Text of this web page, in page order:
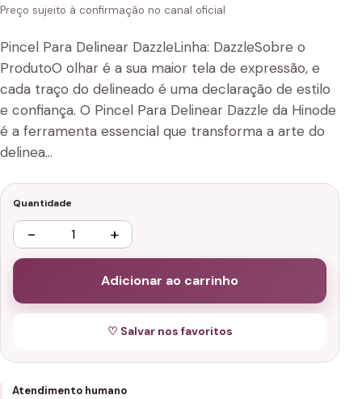
Preço sujeito à confirmação no canal oficial
Pincel Para Delinear DazzleLinha: DazzleSobre o
ProdutoO olhar é a sua maior tela de expressão, e
cada traço do delineado é uma declaração de estilo
e confiança. O Pincel Para Delinear Dazzle da Hinode
é a ferramenta essencial que transforma a arte do
delinea…
Quantidade
− +
Adicionar ao carrinho
♡ Salvar nos favoritos
Atendimento humano